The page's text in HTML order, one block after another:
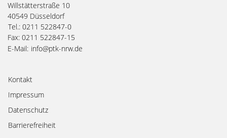
Willstätterstraße 10
40549 Düsseldorf
Tel.: 0211 522847-0
Fax: 0211 522847-15
E-Mail: info@ptk-nrw.de
Kontakt
Impressum
Datenschutz
Barrierefreiheit